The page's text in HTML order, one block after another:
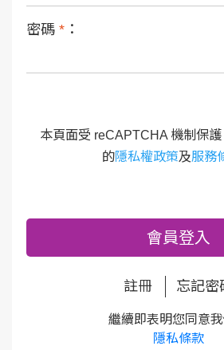
密碼 * ：
本頁面受 reCAPTCHA 機制保
的隱私權政策及服務
會員登入
註冊 忘記密
繼續即表明您同意
隱私條款